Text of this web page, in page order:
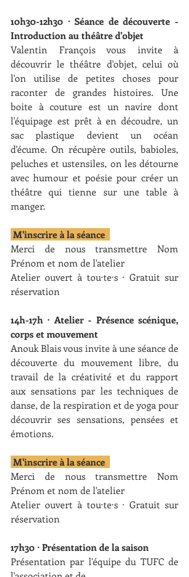
10h30-12h30 · Séance de découverte -
Introduction au théâtre d'objet
Valentin François vous invite à
découvrir le théâtre d'objet, celui où
l'on utilise de petites choses pour
raconter de grandes histoires. Une
boite à couture est un navire dont
l'équipage est prêt à en découdre, un
sac plastique devient un océan
d'écume. On récupère outils, babioles,
peluches et ustensiles, on les détourne
avec humour et poésie pour créer un
théâtre qui tienne sur une table à
manger.
M'inscrire à la séance
Merci de nous transmettre Nom
Prénom et nom de l'atelier
Atelier ouvert à tou·te·s · Gratuit sur
réservation
14h-17h · Atelier - Présence scénique,
corps et mouvement
Anouk Blais vous invite à une séance de
découverte du mouvement libre, du
travail de la créativité et du rapport
aux sensations par les techniques de
danse, de la respiration et de yoga pour
découvrir ses sensations, pensées et
émotions.
M'inscrire à la séance
Merci de nous transmettre Nom
Prénom et nom de l'atelier
Atelier ouvert à tou·te·s · Gratuit sur
réservation
17h30 · Présentation de la saison
Présentation par l'équipe du TUFC de